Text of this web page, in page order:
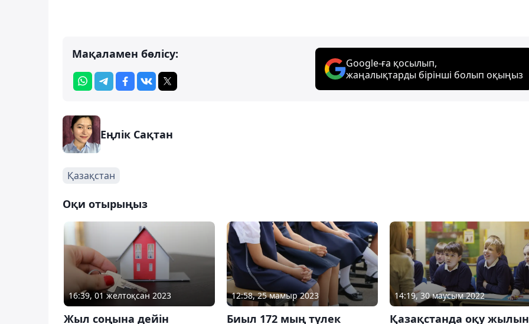
Мақаламен бөлісу:
Google-ға қосылып,
жаңалықтарды бірінші болып оқыңыз
Еңлік Сақтан
Қазақстан
Оқи отырыңыз
16:39, 01 желтоқсан 2023
Жыл соңына дейін
12:58, 25 мамыр 2023
Биыл 172 мың түлек
14:19, 30 маусым 2022
Қазақстанда оқу жылын